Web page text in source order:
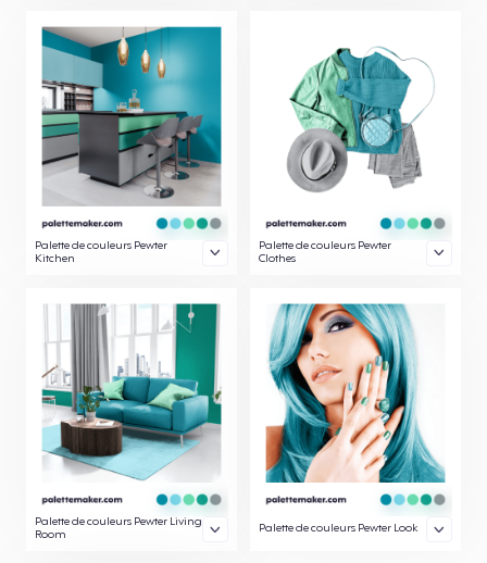
Palette de couleurs Pewter
Kitchen
Palette de couleurs Pewter
Clothes
Palette de couleurs Pewter Living
Room
Palette de couleurs Pewter Look